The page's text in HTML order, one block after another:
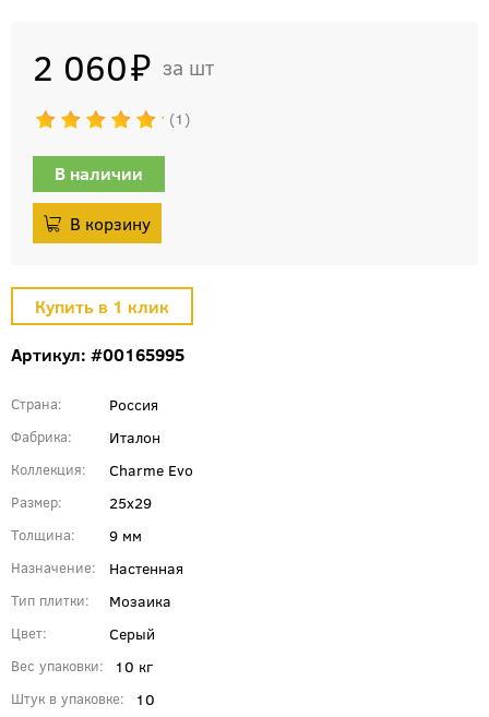
2 060 шт
1
В наличии
Артикул: #00165995
Страна Россия
Фабрика Италон
Коллекция Charme Evo
Размер 25x29
Толщина 9 мм
Назначение Настенная
Тип плитки Мозаика
Цвет Серый
Вес упаковки 10 кг
Штук в упаковке 10